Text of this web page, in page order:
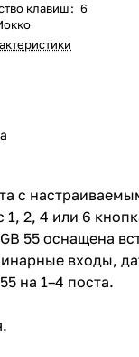
клавиш: 6
с
2, 4 или 6
55 оснащена
входы,
на 1–4 поста.